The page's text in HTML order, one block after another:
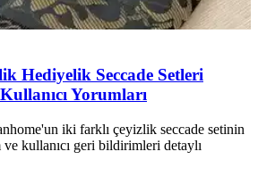
Hediyelik Seccade Setleri
Yorumları
iki farklı çeyizlik seccade setinin
ve kullanıcı geri bildirimleri detaylı